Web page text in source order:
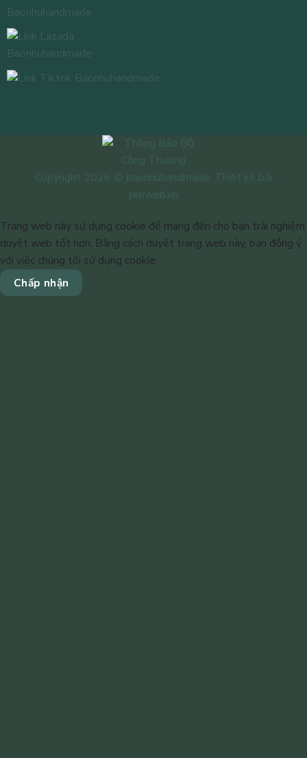
Copyright 2026 © baonhuhandmade. Thiết kế bởi
proweb.vn
Trang web này sử dụng cookie để mang đến cho bạn trải nghiệm
duyệt web tốt hơn. Bằng cách duyệt trang web này, bạn đồng ý
với việc chúng tôi sử dụng cookie.
Chấp nhận